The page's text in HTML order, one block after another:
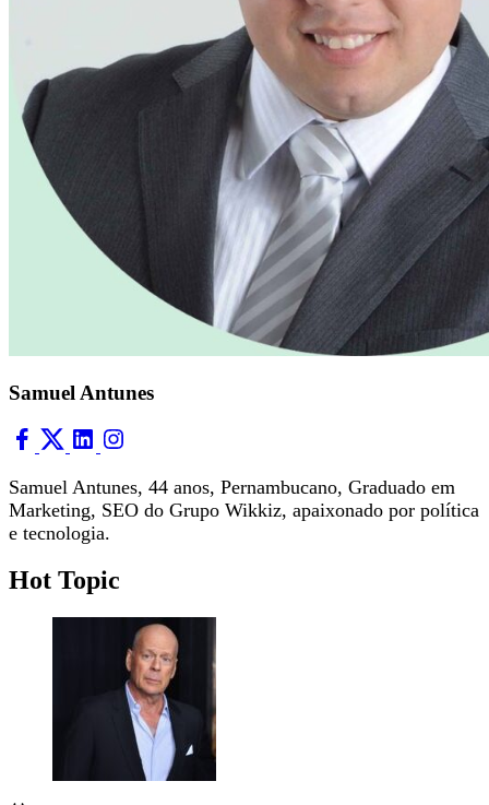
Samuel Antunes
Samuel Antunes, 44 anos, Pernambucano, Graduado em
Marketing, SEO do Grupo Wikkiz, apaixonado por política
e tecnologia.
Hot Topic